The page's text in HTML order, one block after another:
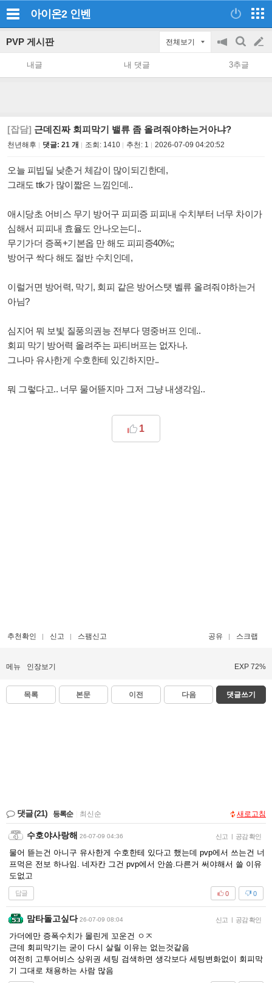
아이온2 인벤
PVP 게시판 전체보기
공
on/off
검
색
글
쓰
내글 내 댓글 3추글
[잡담] 근데진짜 회피막기 밸류 좀 올려줘야하는거아냐?
천년해후 댓글: 21 개 조회: 1410 추천: 1 2026-07-09 04:20:52
오늘 피빕딜 낮춘거 체감이 많이되긴한데,
그래도 ttk가 많이짧은 느낌인데..
애시당초 어비스 무기 방어구 피피증 피피내 수치부터 너무 차이가
심해서 피피내 효율도 안나오는디..
무기가더 증폭+기본옵 만 해도 피피증40%;;
방어구 싹다 해도 절반 수치인데,
이럴거면 방어력, 막기, 회피 같은 방어스탯 벨류 올려줘야하는거
아님?
심지어 뭐 보빛 질풍의권능 전부다 명중버프 인데..
회피 막기 방어력 올려주는 파티버프는 없자나.
그나마 유사한게 수호한테 있긴하지만..
뭐 그렇다고.. 너무 물어뜯지마 그저 그냥 내생각임..
1
추천확인 신고 스팸신고 공유 스크랩
메뉴 인장보기 EXP 72%
목록 본문 이전 다음 댓글쓰기
댓글(21) 등록순 최신순 새로고침
수호야사랑해 26-07-09 04:36 신고 | 공감 확인
물어 뜯는건 아니구 유사한게 수호한테 있다고 했는데 pvp에서 쓰는건 너
프먹은 전보 하나임. 네자칸 그건 pvp에서 안씀.다른거 써야해서 쓸 이유
도없고
답글 0
0
맘타돌고싶다 26-07-09 08:04 신고 | 공감 확인
가더에만 증폭수치가 몰린게 꼬운건 ㅇㅈ
근데 회피막기는 굳이 다시 살릴 이유는 없는것같음
여전히 고투어비스 상위권 세팅 검색하면 생각보다 세팅변화없이 회피막
기 그대로 채용하는 사람 많음